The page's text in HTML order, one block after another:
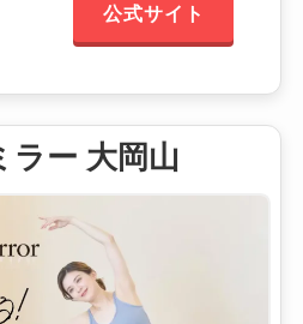
公式サイト
ラー 大岡山